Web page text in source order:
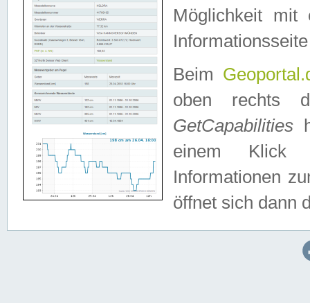
Möglichkeit mit
Beim
oben rechts
GetCapabilities
einem Klick
Informationen
öffnet sich dann